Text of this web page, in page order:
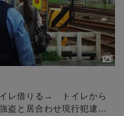
レ借りる→ トイレから
盗と居合わせ現行犯逮捕